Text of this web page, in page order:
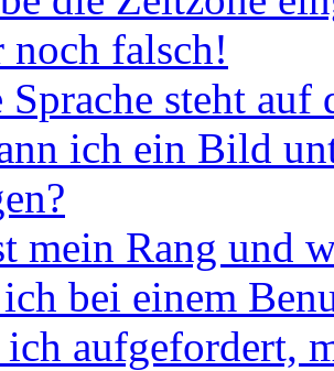
noch falsch!
Sprache steht
ich ein Bild
mein Rang und
bei einem
aufgefordert,